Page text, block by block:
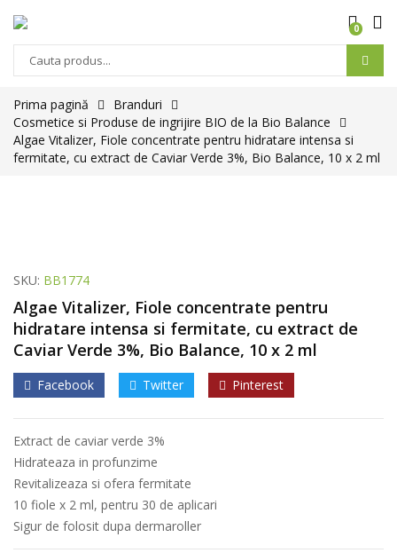
0
Prima pagină
Branduri
Cosmetice si Produse de ingrijire BIO de la Bio Balance
Algae Vitalizer, Fiole concentrate pentru hidratare intensa si
fermitate, cu extract de Caviar Verde 3%, Bio Balance, 10 x 2 ml
SKU: BB1774
Algae Vitalizer, Fiole concentrate pentru
hidratare intensa si fermitate, cu extract de
Caviar Verde 3%, Bio Balance, 10 x 2 ml
Facebook Twitter Pinterest
Extract de caviar verde 3%
Hidrateaza in profunzime
Revitalizeaza si ofera fermitate
10 fiole x 2 ml, pentru 30 de aplicari
Sigur de folosit dupa dermaroller